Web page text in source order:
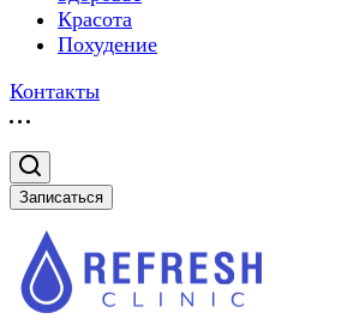
Красота
Похудение
Контакты
Записаться